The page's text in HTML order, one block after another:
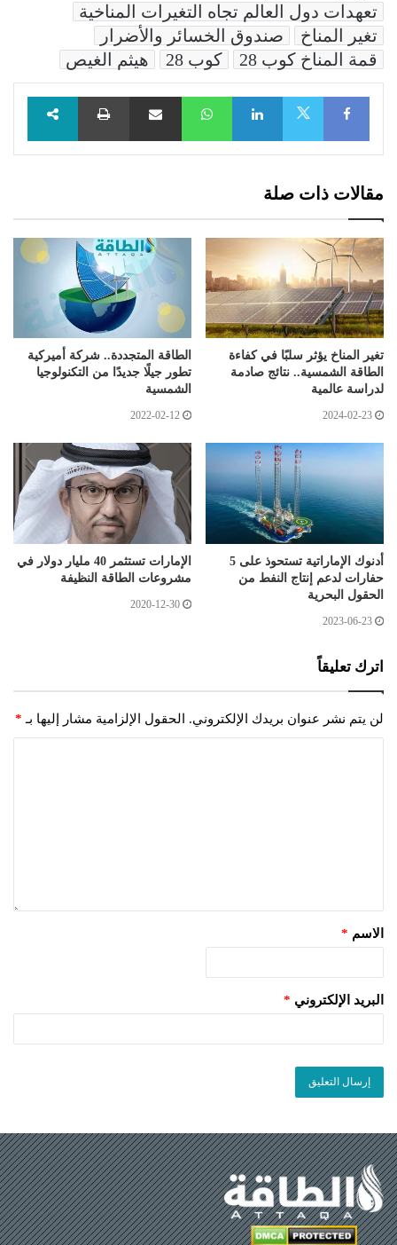
تعهدات دول العالم تجاه التغيرات المناخية
تغير المناخ
صندوق الخسائر والأضرار
قمة المناخ كوب 28
كوب 28 هيثم الغيص
Facebook
LinkedIn
WhatsAppمشاركة عبر البريد طباعة
مقالات ذات صلة
تغير المناخ يؤثر سلبًا في كفاءة
الطاقة الشمسية.. نتائج صادمة
لدراسة عالمية
2024-02-23
الطاقة المتجددة.. شركة أميركية
تطور جيلًا جديدًا من التكنولوجيا
الشمسية
2022-02-12
أدنوك الإماراتية تستحوذ على 5
حفارات لدعم إنتاج النفط من
الحقول البحرية
2023-06-23
الإمارات تستثمر 40 مليار دولار في
مشروعات الطاقة النظيفة
2020-12-30
اترك تعليقاً
لن يتم نشر عنوان بريدك الإلكتروني. الحقول الإلزامية مشار إليها بـ *
الاسم *
البريد الإلكتروني *